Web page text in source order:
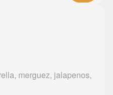
merguez, jalapenos,